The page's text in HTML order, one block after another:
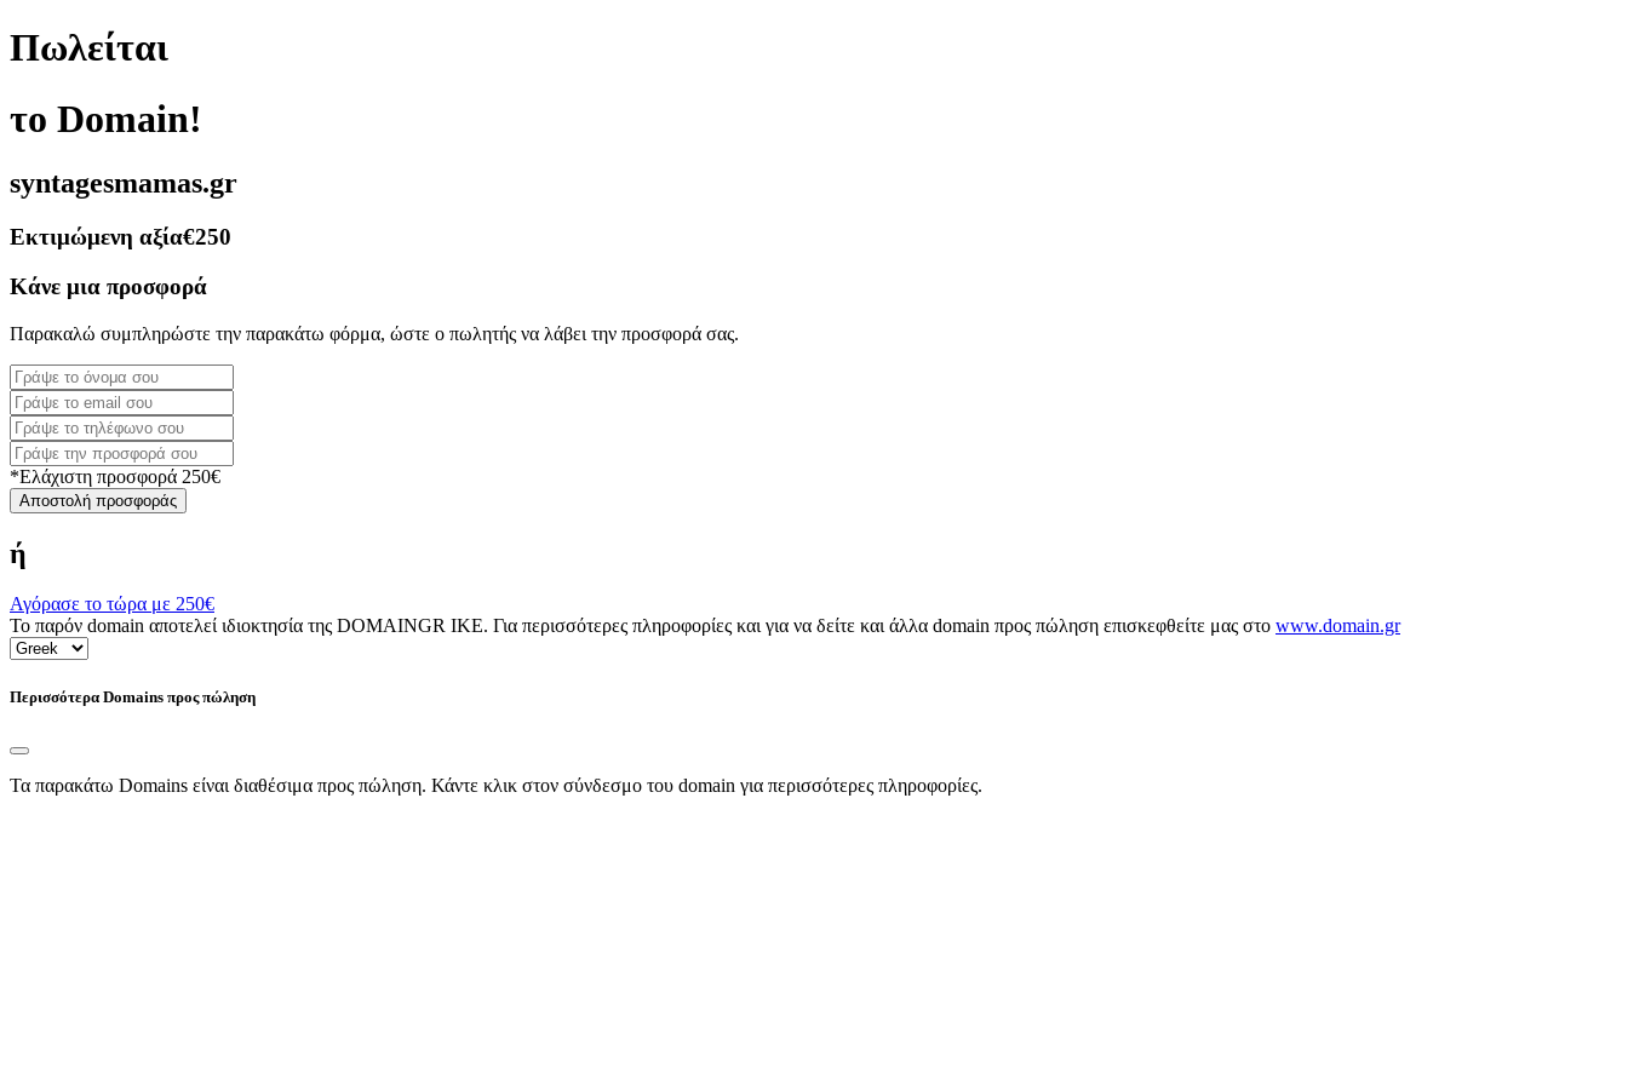
Πωλείται
το Domain!
syntagesmamas.gr
Εκτιμώμενη αξία€250
Κάνε μια προσφορά
Παρακαλώ συμπληρώστε την παρακάτω φόρμα, ώστε ο πωλητής να λάβει την προσφορά σας.
*Ελάχιστη προσφορά 250€
Αποστολή προσφοράς
ή
Αγόρασε το τώρα με 250€
Το παρόν domain αποτελεί ιδιοκτησία της DOMAINGR ΙΚΕ. Για περισσότερες πληροφορίες και για να δείτε και άλλα domain προς πώληση επισκεφθείτε μας στο www.domain.gr
Περισσότερα Domains προς πώληση
Τα παρακάτω Domains είναι διαθέσιμα προς πώληση. Κάντε κλικ στον σύνδεσμο του domain για περισσότερες πληροφορίες.